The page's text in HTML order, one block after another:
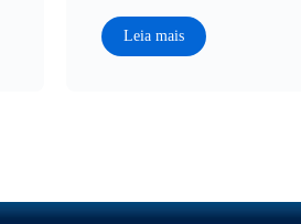
Leia mais